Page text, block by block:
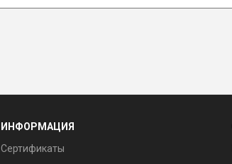
ИНФОРМАЦИЯ
Сертификаты